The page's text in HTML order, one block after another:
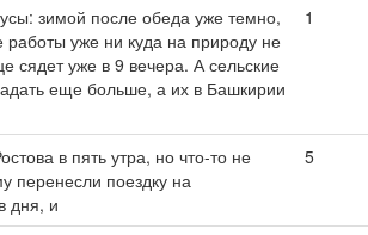
зимой после обеда уже темно,
работы уже ни куда на природу не
сядет уже в 9 вечера. А сельские
еще больше, а их в Башкирии
1
в пять утра, но что-то не
перенесли поездку на
дня, и
5